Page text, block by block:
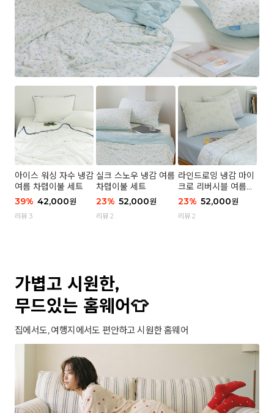
아이스 워싱 자수 냉감
여름 차렵이불 세트
39% 42,000원
리뷰 3
실크 스노우 냉감 여름
차렵이불 세트
23% 52,000원
리뷰 2
라인드로잉 냉감 마이
크로 리버시블 여름이
불 세트
23% 52,000원
리뷰 2
가볍고 시원한,
무드있는 홈웨어👕
집에서도, 여행지에서도 편안하고 시원한 홈웨어